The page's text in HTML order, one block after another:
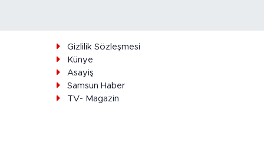
Gizlilik Sözleşmesi
Künye
Asayiş
Samsun Haber
TV- Magazin